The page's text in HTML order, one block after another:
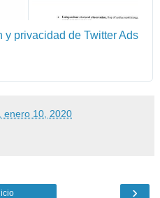
y privacidad de Twitter Ads
enero 10, 2020
›